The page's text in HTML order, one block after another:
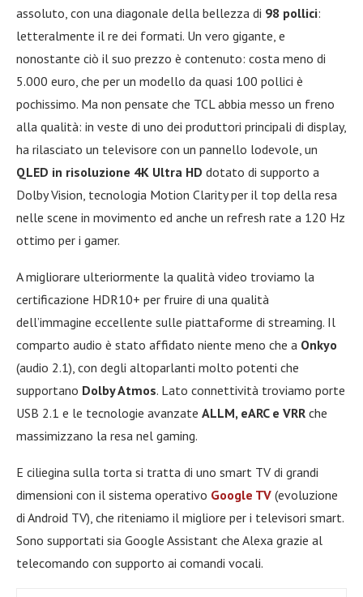
assoluto, con una diagonale della bellezza di 98 pollici:
letteralmente il re dei formati. Un vero gigante, e
nonostante ciò il suo prezzo è contenuto: costa meno di
5.000 euro, che per un modello da quasi 100 pollici è
pochissimo. Ma non pensate che TCL abbia messo un freno
alla qualità: in veste di uno dei produttori principali di display,
ha rilasciato un televisore con un pannello lodevole, un
QLED in risoluzione 4K Ultra HD dotato di supporto a
Dolby Vision, tecnologia Motion Clarity per il top della resa
nelle scene in movimento ed anche un refresh rate a 120 Hz
ottimo per i gamer.
A migliorare ulteriormente la qualità video troviamo la
certificazione HDR10+ per fruire di una qualità
dell’immagine eccellente sulle piattaforme di streaming. Il
comparto audio è stato affidato niente meno che a Onkyo
(audio 2.1), con degli altoparlanti molto potenti che
supportano Dolby Atmos. Lato connettività troviamo porte
USB 2.1 e le tecnologie avanzate ALLM, eARC e VRR che
massimizzano la resa nel gaming.
E ciliegina sulla torta si tratta di uno smart TV di grandi
dimensioni con il sistema operativo Google TV (evoluzione
di Android TV), che riteniamo il migliore per i televisori smart.
Sono supportati sia Google Assistant che Alexa grazie al
telecomando con supporto ai comandi vocali.